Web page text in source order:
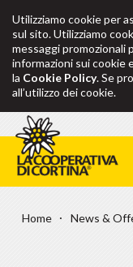
Utilizziamo cookie per
sul sito. Utilizziamo
messaggi promozionali
informazioni sui cookie
la Cookie Policy. Se
all’utilizzo dei cookie.
Home News &